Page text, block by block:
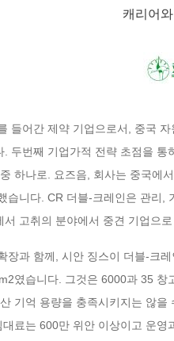
캐리어
들어간 제약 기업으로서, 중국
. 두번째 기업가적 전략 초점을
하나로. 요즈음, 회사는 중국에
습니다. CR 더블-크레인은 관리
서 고취의 분야에서 중견 기업으
장과 함께, 시안 징스이 더블-크
였습니다. 그것은 6000과 35
기억 용량을 충족시키지는 않
료는 600만 위안 이상이고 운